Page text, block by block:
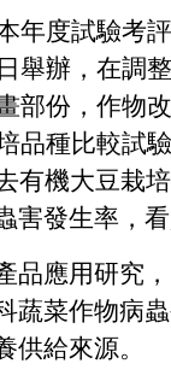
年度試驗考
日舉辦，在調
部份，作物
品種比較試
有機大豆栽
害發生率，
品應用研究
蔬菜作物病
供給來源。